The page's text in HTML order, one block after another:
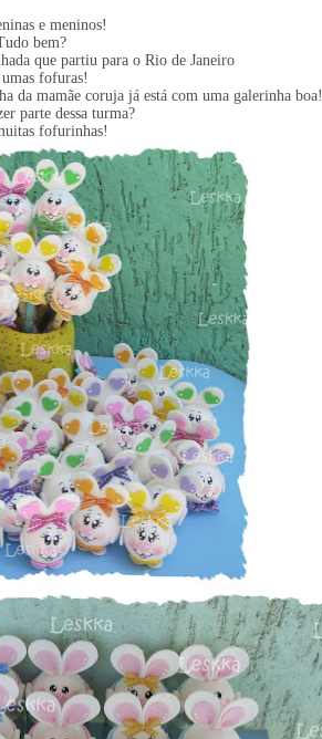
e meninos!
bem?
que partiu para o Rio de Janeiro
umas fofuras!
da mamãe coruja já está com uma galerinha boa!
parte dessa turma?
fofurinhas!